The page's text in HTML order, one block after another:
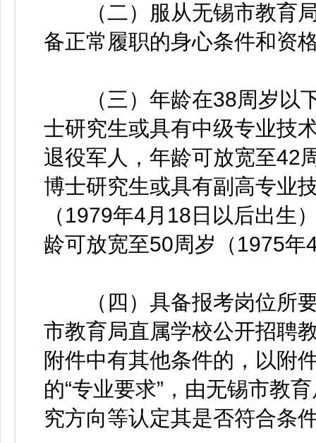
（二）服从无锡市教育局
备正常履职的身心条件和资
（三）年龄在38周岁以下
士研究生或具有中级专业技
退役军人，年龄可放宽至42
博士研究生或具有副高专业
（1979年4月18日以后出生
龄可放宽至50周岁（1975年
（四）具备报考岗位所要
市教育局直属学校公开招聘
附件中有其他条件的，以附
的“专业要求”，由无锡市教
究方向等认定其是否符合条